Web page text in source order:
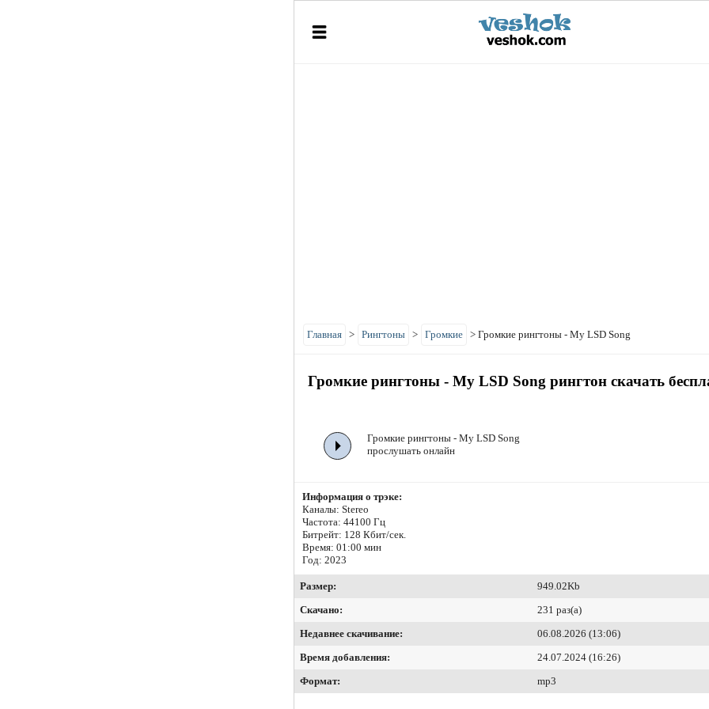
Главная > Рингтоны > Громкие > Громкие рингтоны - My LSD Song
Громкие рингтоны - My LSD Song рингтон скачать
Громкие рингтоны - My LSD Song
прослушать онлайн
Информация о трэке:
Каналы: Stereo
Частота: 44100 Гц
Битрейт: 128 Кбит/сек.
Время: 01:00 мин
Год: 2023
Размер:
949.02Kb
Скачано:
231 раз(а)
Недавнее скачивание:
06.08.2026 (13:06)
Время добавления:
24.07.2024 (16:26)
Формат:
mp3